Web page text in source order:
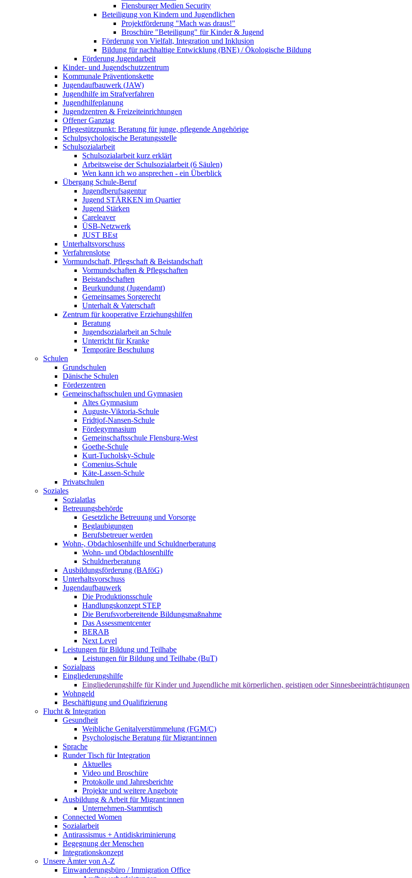
Flensburger Medien Security
Beteiligung von Kindern und Jugendlichen
Projektförderung "Mach was draus!"
Broschüre "Beteiligung" für Kinder & Jugend
Förderung von Vielfalt, Integration und Inklusion
Bildung für nachhaltige Entwicklung (BNE) / Ökologische Bildung
Förderung Jugendarbeit
Kinder- und Jugendschutzzentrum
Kommunale Präventionskette
Jugendaufbauwerk (JAW)
Jugendhilfe im Strafverfahren
Jugendhilfeplanung
Jugendzentren & Freizeiteinrichtungen
Offener Ganztag
Pflegestützpunkt: Beratung für junge, pflegende Angehörige
Schulpsychologische Beratungsstelle
Schulsozialarbeit
Schulsozialarbeit kurz erklärt
Arbeitsweise der Schulsozialarbeit (6 Säulen)
Wen kann ich wo ansprechen - ein Überblick
Übergang Schule-Beruf
Jugendberufsagentur
Jugend STÄRKEN im Quartier
Jugend Stärken
Careleaver
ÜSB-Netzwerk
JUST BEst
Unterhaltsvorschuss
Verfahrenslotse
Vormundschaft, Pflegschaft & Beistandschaft
Vormundschaften & Pflegschaften
Beistandschaften
Beurkundung (Jugendamt)
Gemeinsames Sorgerecht
Unterhalt & Vaterschaft
Zentrum für kooperative Erziehungshilfen
Beratung
Jugendsozialarbeit an Schule
Unterricht für Kranke
Temporäre Beschulung
Schulen
Grundschulen
Dänische Schulen
Förderzentren
Gemeinschaftsschulen und Gymnasien
Altes Gymnasium
Auguste-Viktoria-Schule
Fridtjof-Nansen-Schule
Fördegymnasium
Gemeinschaftsschule Flensburg-West
Goethe-Schule
Kurt-Tucholsky-Schule
Comenius-Schule
Käte-Lassen-Schule
Privatschulen
Soziales
Sozialatlas
Betreuungsbehörde
Gesetzliche Betreuung und Vorsorge
Beglaubigungen
Berufsbetreuer werden
Wohn-, Obdachlosenhilfe und Schuldnerberatung
Wohn- und Obdachlosenhilfe
Schuldnerberatung
Ausbildungsförderung (BAföG)
Unterhaltsvorschuss
Jugendaufbauwerk
Die Produktionsschule
Handlungskonzept STEP
Die Berufsvorbereitende Bildungsmaßnahme
Das Assessmentcenter
BERAB
Next Level
Leistungen für Bildung und Teilhabe
Leistungen für Bildung und Teilhabe (BuT)
Sozialpass
Eingliederungshilfe
Eingliederungshilfe für Kinder und Jugendliche mit körperlichen, geistigen oder Sinnesbeeinträchtigungen
Wohngeld
Beschäftigung und Qualifizierung
Flucht & Integration
Gesundheit
Weibliche Genitalverstümmelung (FGM/C)
Psychologische Beratung für Migrant:innen
Sprache
Runder Tisch für Integration
Aktuelles
Video und Broschüre
Protokolle und Jahresberichte
Projekte und weitere Angebote
Ausbildung & Arbeit für Migrant:innen
Unternehmen-Stammtisch
Connected Women
Sozialarbeit
Antirassismus + Antidiskriminierung
Begegnung der Menschen
Integrationskonzept
Unsere Ämter von A-Z
Einwanderungsbüro / Immigration Office